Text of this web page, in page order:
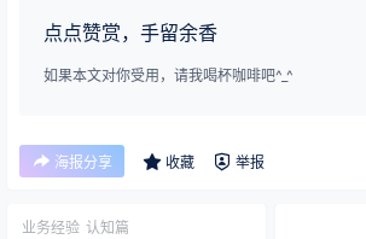
点点赞赏，手留余香
如果本文对你受用，请我喝杯咖啡吧^_^
海报分享 收藏 举报
业务经验 认知篇